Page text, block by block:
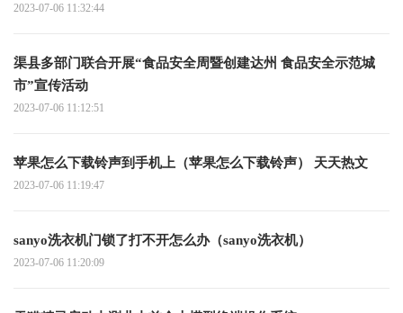
2023-07-06 11:32:44
渠县多部门联合开展“食品安全周暨创建达州 食品安全示范城
市”宣传活动
2023-07-06 11:12:51
苹果怎么下载铃声到手机上（苹果怎么下载铃声） 天天热文
2023-07-06 11:19:47
sanyo洗衣机门锁了打不开怎么办（sanyo洗衣机）
2023-07-06 11:20:09